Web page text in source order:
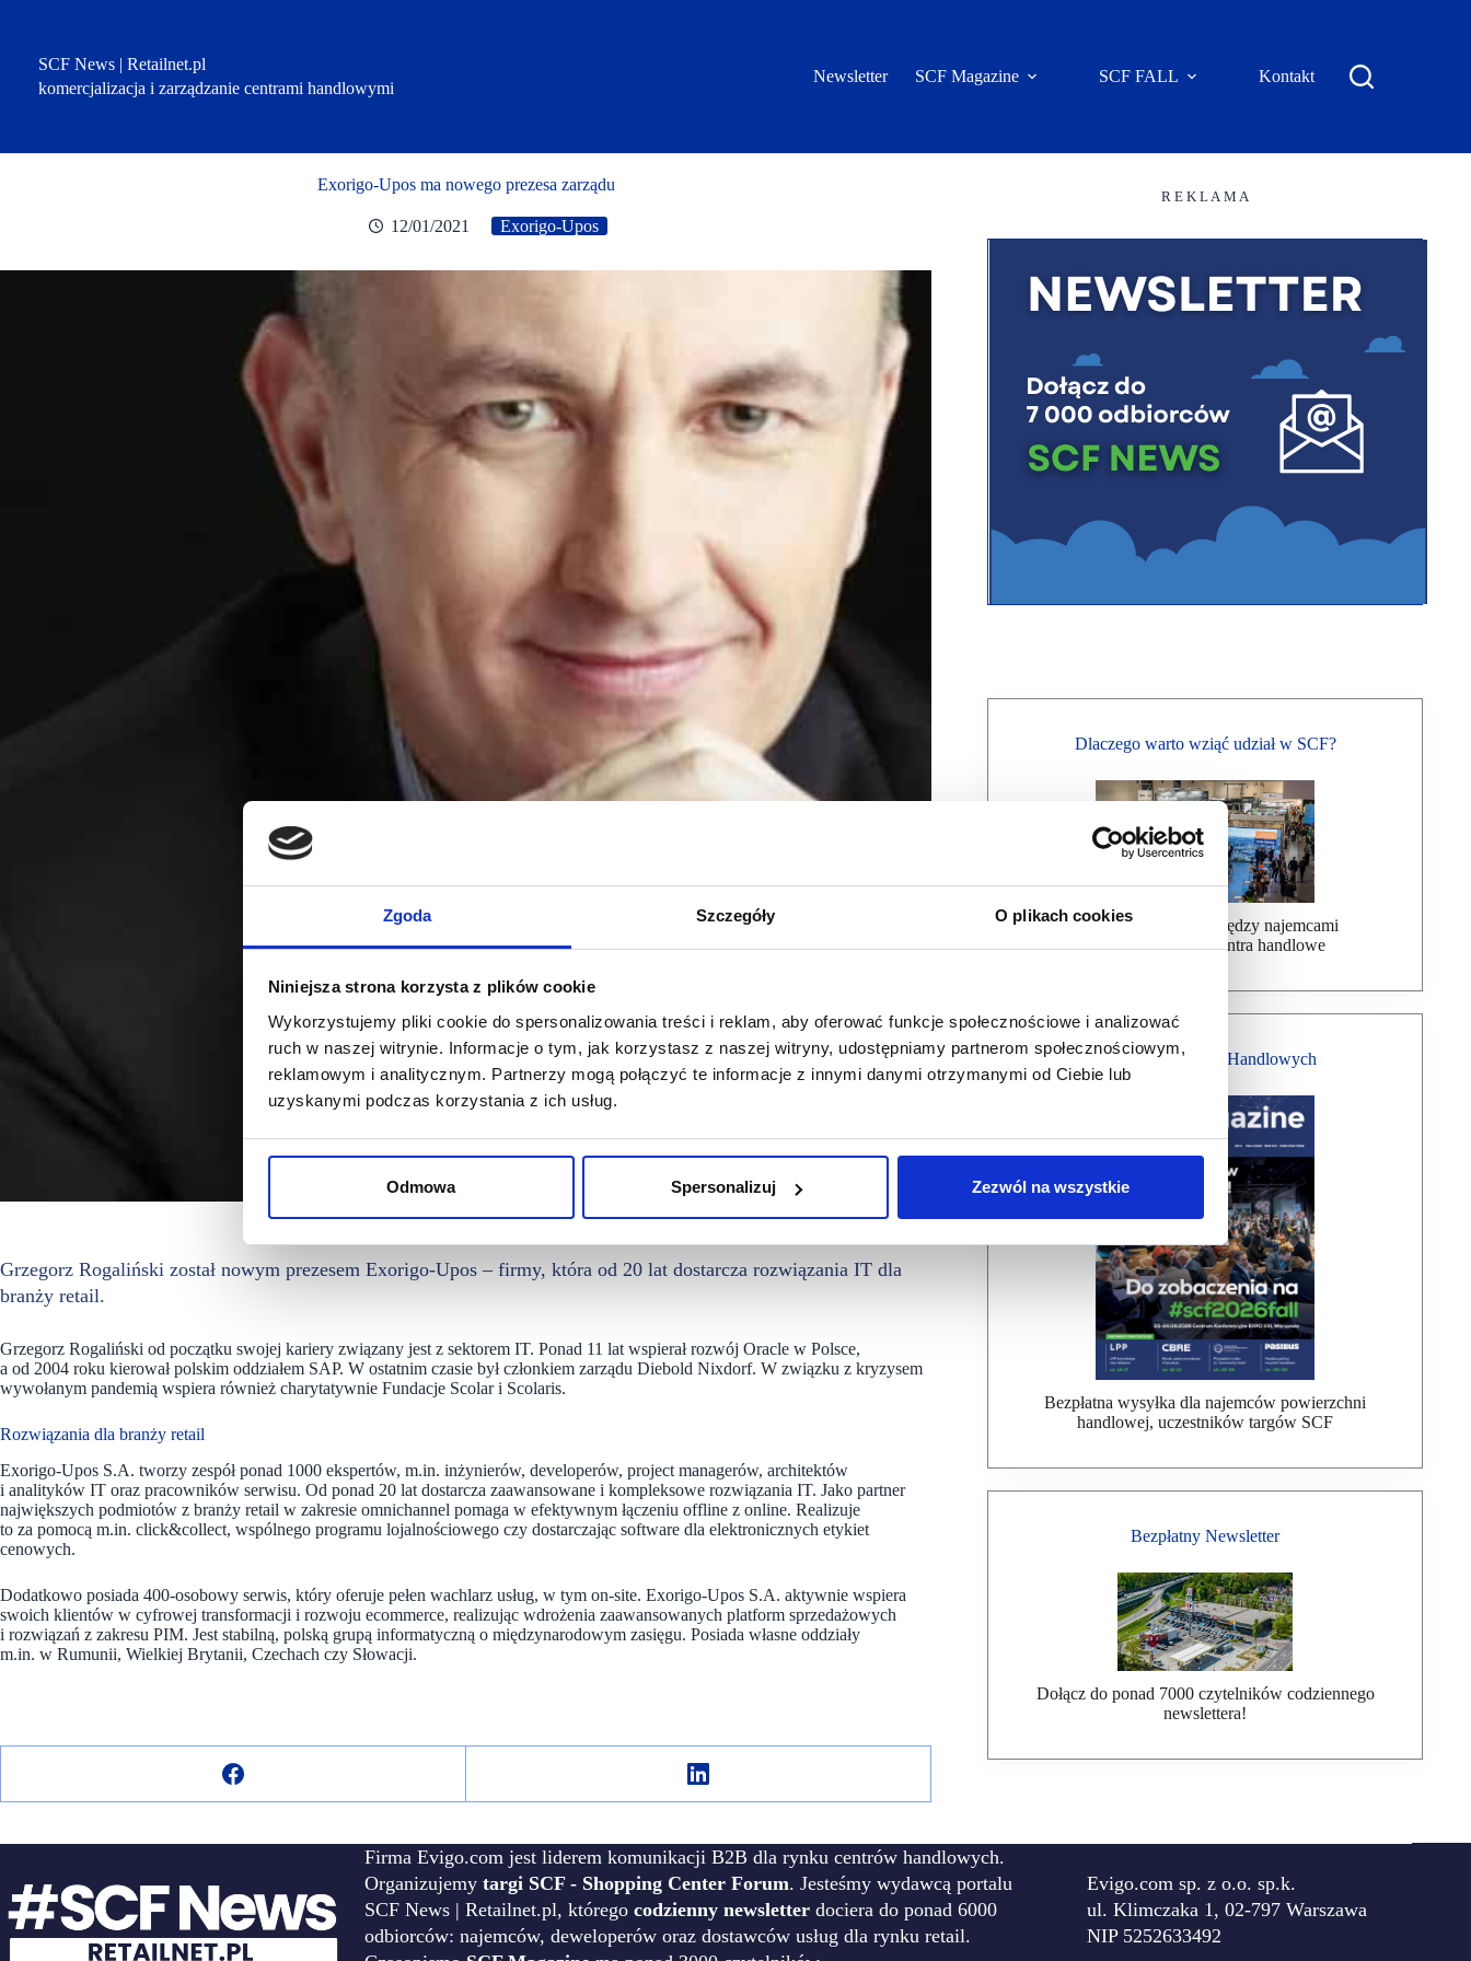
Zgoda Szczegóły O plikach cookies
Niniejsza strona korzysta z plików cookie
Wykorzystujemy pliki cookie do spersonalizowania treści i reklam, aby oferować funkcje społecznościowe i analizować
ruch w naszej witrynie. Informacje o tym, jak korzystasz z naszej witryny, udostępniamy partnerom społecznościowym,
reklamowym i analitycznym. Partnerzy mogą połączyć te informacje z innymi danymi otrzymanymi od Ciebie lub
uzyskanymi podczas korzystania z ich usług.
Odmowa Spersonalizuj Zezwól na wszystkie
SCF News | Retailnet.pl
komercjalizacja i zarządzanie centrami handlowymi
Newsletter SCF Magazine SCF FALL Kontakt
Exorigo-Upos ma nowego prezesa zarządu
12/01/2021 Exorigo-Upos
Grzegorz Rogaliński został nowym prezesem Exorigo-Upos – firmy, która od 20 lat dostarcza rozwiązania IT dla
branży retail.
Grzegorz Rogaliński od początku swojej kariery związany jest z sektorem IT. Ponad 11 lat wspierał rozwój Oracle w Polsce,
a od 2004 roku kierował polskim oddziałem SAP. W ostatnim czasie był członkiem zarządu Diebold Nixdorf. W związku z kryzysem
wywołanym pandemią wspiera również charytatywnie Fundacje Scolar i Scolaris.
Rozwiązania dla branży retail
Exorigo-Upos S.A. tworzy zespół ponad 1000 ekspertów, m.in. inżynierów, developerów, project managerów, architektów
i analityków IT oraz pracowników serwisu. Od ponad 20 lat dostarcza zaawansowane i kompleksowe rozwiązania IT. Jako partner
największych podmiotów z branży retail w zakresie omnichannel pomaga w efektywnym łączeniu offline z online. Realizuje
to za pomocą m.in. click&collect, wspólnego programu lojalnościowego czy dostarczając software dla elektronicznych etykiet
cenowych.
Dodatkowo posiada 400-osobowy serwis, który oferuje pełen wachlarz usług, w tym on-site. Exorigo-Upos S.A. aktywnie wspiera
swoich klientów w cyfrowej transformacji i rozwoju ecommerce, realizując wdrożenia zaawansowanych platform sprzedażowych
i rozwiązań z zakresu PIM. Jest stabilną, polską grupą informatyczną o międzynarodowym zasięgu. Posiada własne oddziały
m.in. w Rumunii, Wielkiej Brytanii, Czechach czy Słowacji.
R E K L A M A
Dlaczego warto wziąć udział w SCF?
Ułatwiamy kontakt między najemcami
a wynajmującymi centra handlowe
Magazyn Centrów Handlowych
Bezpłatna wysyłka dla najemców powierzchni
handlowej, uczestników targów SCF
Bezpłatny Newsletter
Dołącz do ponad 7000 czytelników codziennego
newslettera!
Firma Evigo.com jest liderem komunikacji B2B dla rynku centrów handlowych.
Organizujemy targi SCF - Shopping Center Forum. Jesteśmy wydawcą portalu
SCF News | Retailnet.pl, którego codzienny newsletter dociera do ponad 6000
odbiorców: najemców, deweloperów oraz dostawców usług dla rynku retail.
Evigo.com sp. z o.o. sp.k.
ul. Klimczaka 1, 02-797 Warszawa
NIP 5252633492